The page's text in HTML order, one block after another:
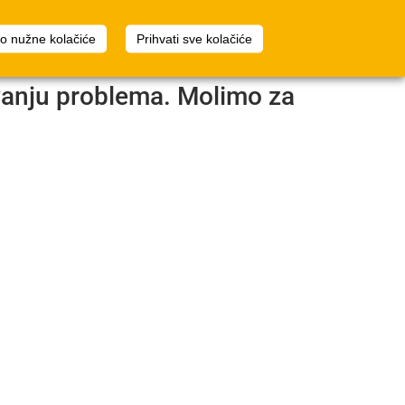
nužne kolačiće
Prihvati sve kolačiće
Planer prostora Prijava
problema. Molimo za